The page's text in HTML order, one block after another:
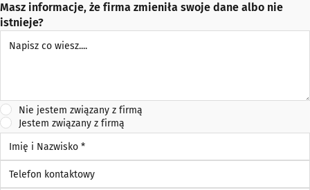
Masz informacje, że firma zmieniła swoje dane albo nie
istnieje?
Nie jestem związany z firmą
Jestem związany z firmą